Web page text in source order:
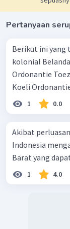
Pertanyaan
Berikut ini yang
kolonial Belanda adalah ... Goroe
Ordonantie Toezight-Ordonantie Particulier Onderwijs
Koeli
1 0.0
Akibat
Indonesia
Barat yang
1 4.0